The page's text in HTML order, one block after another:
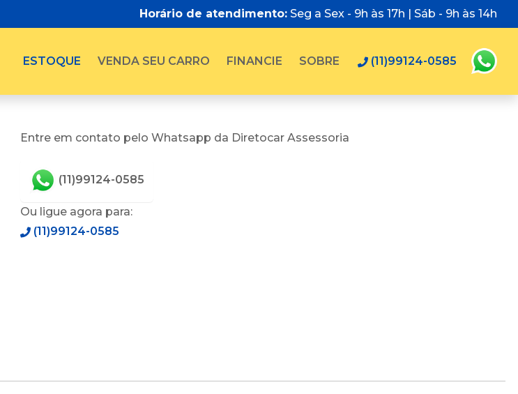
Horário de atendimento: Seg a Sex - 9h às 17h | Sáb - 9h às 14h
ESTOQUE VENDA SEU CARRO FINANCIE SOBRE (11)99124-0585
Entre em contato pelo Whatsapp da Diretocar Assessoria
(11)99124-0585
Ou ligue agora para:
(11)99124-0585